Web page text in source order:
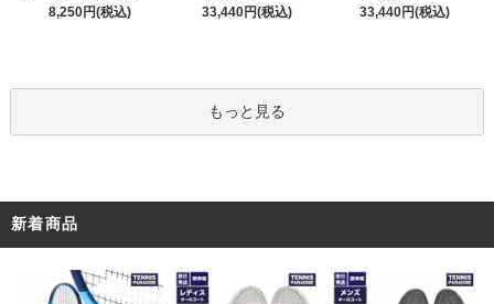
8,250円(税込)
33,440円(税込)
33,440円(税込)
もっと見る
新着商品